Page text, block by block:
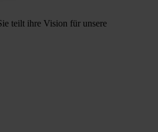
teilt ihre Vision für unsere